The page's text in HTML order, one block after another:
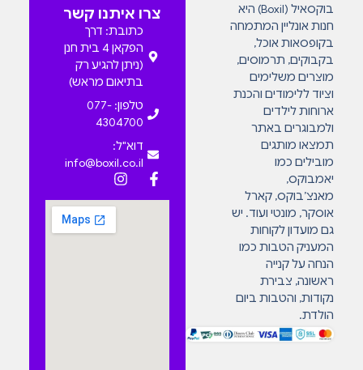
בוקסאיל (Boxil) היא
חנות אונליין המתמחה
בקופסאות אוכל,
בקבוקים, תרמוסים,
מוצרים משלימים
וציוד ללימודים והכנת
ארוחות לילדים
ולמבוגרים באתר
תמצאו מותגים
מובילים כמו
יאמבוקס,
מאנצ’בוקס, קארל
אוסקר, מונטי ועוד. יש
גם מועדון לקוחות
המעניק הטבות כמו
הנחה על קנייה
ראשונה, צבירת
נקודות, והטבות ביום
הולדת.
צרו איתנו קשר
כתובת: דרך
הפקאן 4 בית חנן
(ניתן להגיע רק
בתיאום מראש)
טלפון: 077-
4304700
דוא"ל:
info@boxil.co.il